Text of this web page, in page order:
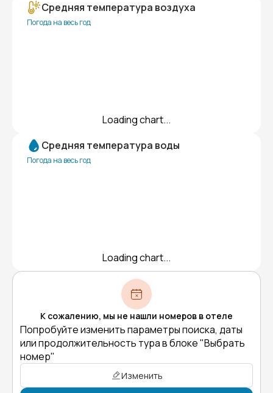
Средняя температура воздуха
Погода на весь год
Loading chart...
Средняя температура воды
Погода на весь год
Loading chart...
К сожалению, мы не нашли номеров в отеле
Попробуйте изменить параметры поиска, даты
или продолжительность тура в блоке "Выбрать
номер"
Изменить